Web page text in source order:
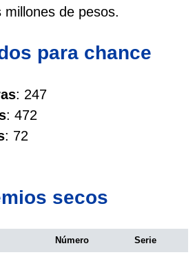
de pesos.
para chance
: 247
: 472
: 72
secos
Número Serie